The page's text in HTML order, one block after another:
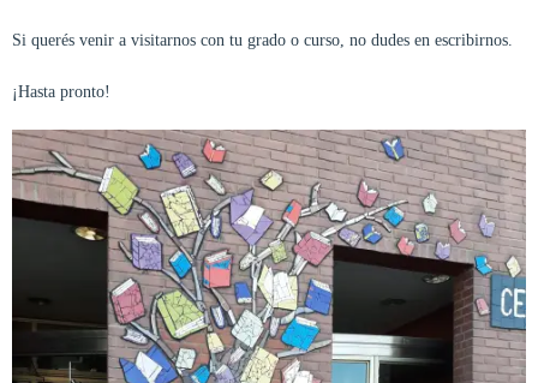
Si querés venir a visitarnos con tu grado o curso, no dudes en escribirnos.
¡Hasta pronto!